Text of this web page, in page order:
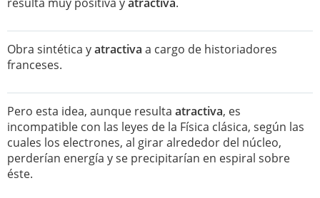
Obra sintética yatractiva a cargo de historiadores
franceses.
Pero esta idea, aunque resulta atractiva, es
incompatible con las leyes de la Física clásica, según las
cuales los electrones, al girar alrededor del núcleo,
perderían energía y se precipitarían en espiral sobre
éste.